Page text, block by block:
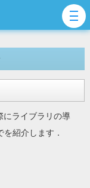
ライブラリの導
紹介します．